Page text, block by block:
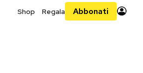
Shop Regala Abbonati